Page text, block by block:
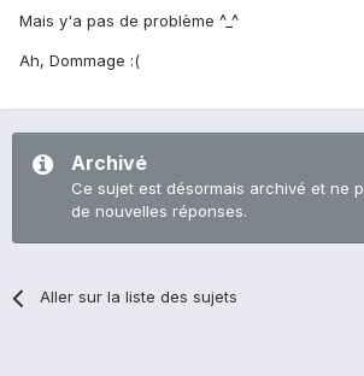
Mais y'a pas de problème ^_^
Ah, Dommage :(
Archivé
Ce sujet est désormais archivé et ne
de nouvelles réponses.
Aller sur la liste des sujets